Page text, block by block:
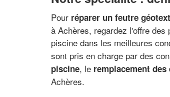
Pour réparer un feutre
à Achères, regardez l'offre
piscine dans les meilleures
sont pris en charge par des
piscine, le remplacement
Achères.